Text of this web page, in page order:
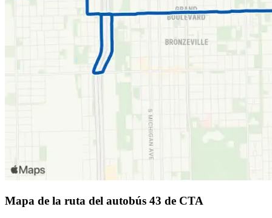
Mapa de la ruta del autobús 43 de CTA